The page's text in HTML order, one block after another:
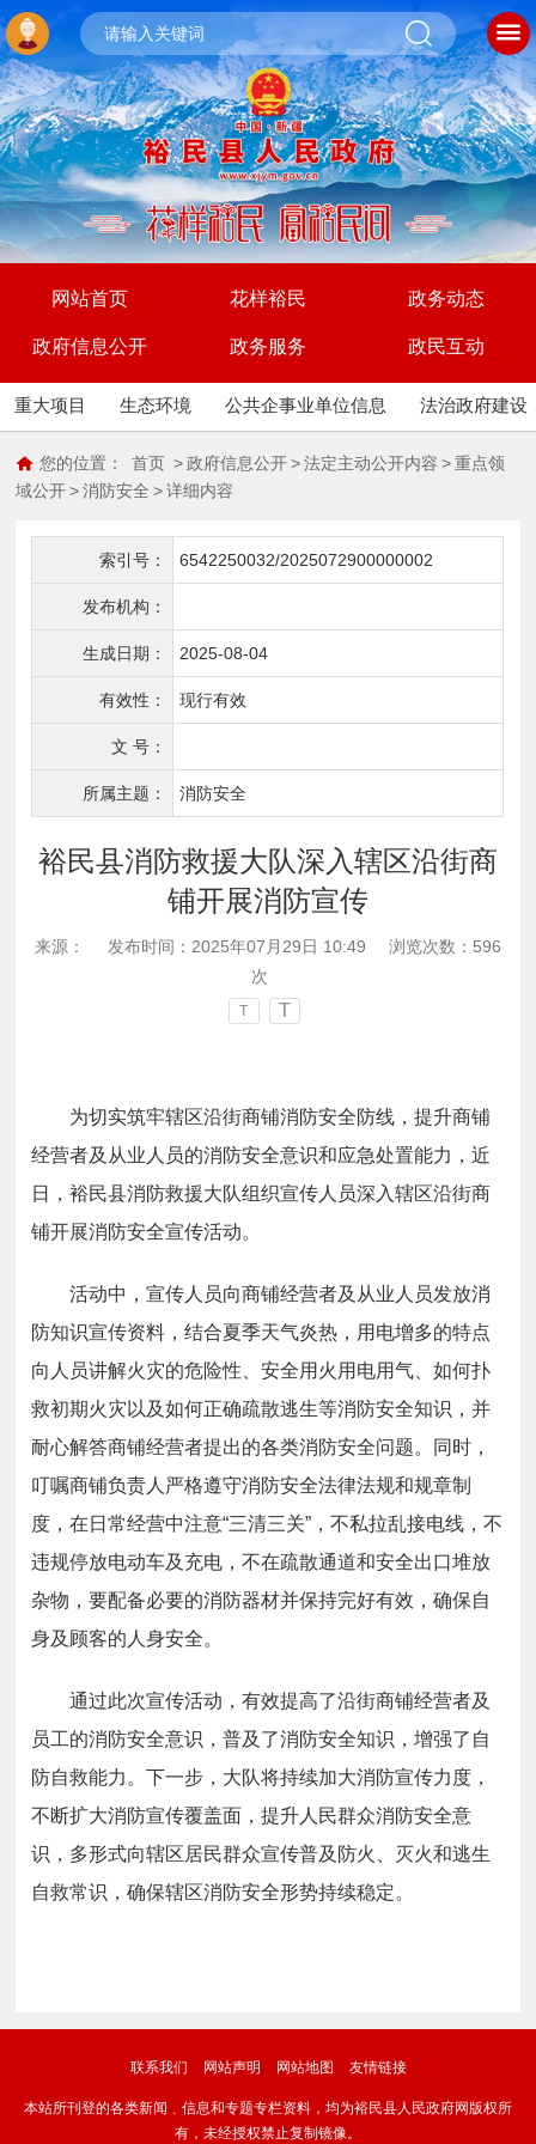
网站首页 花样裕民 政务动态
政府信息公开 政务服务 政民互动
重大项目 生态环境 公共企事业单位信息 法治政府建设
您的位置： 首页 > 政府信息公开 > 法定主动公开内容 > 重点领
域公开 > 消防安全 > 详细内容
索引号： 6542250032/2025072900000002
发布机构：
生成日期： 2025-08-04
有效性： 现行有效
文 号：
所属主题： 消防安全
裕民县消防救援大队深入辖区沿街商
铺开展消防宣传
来源： 发布时间：2025年07月29日 10:49 浏览次数： 596
次
T T
为切实筑牢辖区沿街商铺消防安全防线，提升商铺
经营者及从业人员的消防安全意识和应急处置能力，近
日，裕民县消防救援大队组织宣传人员深入辖区沿街商
铺开展消防安全宣传活动。
活动中，宣传人员向商铺经营者及从业人员发放消
防知识宣传资料，结合夏季天气炎热，用电增多的特点
向人员讲解火灾的危险性、安全用火用电用气、如何扑
救初期火灾以及如何正确疏散逃生等消防安全知识，并
耐心解答商铺经营者提出的各类消防安全问题。同时，
叮嘱商铺负责人严格遵守消防安全法律法规和规章制
度，在日常经营中注意“三清三关”，不私拉乱接电线，不
违规停放电动车及充电，不在疏散通道和安全出口堆放
杂物，要配备必要的消防器材并保持完好有效，确保自
身及顾客的人身安全。
通过此次宣传活动，有效提高了沿街商铺经营者及
员工的消防安全意识，普及了消防安全知识，增强了自
防自救能力。下一步，大队将持续加大消防宣传力度，
不断扩大消防宣传覆盖面，提升人民群众消防安全意
识，多形式向辖区居民群众宣传普及防火、灭火和逃生
自救常识，确保辖区消防安全形势持续稳定。
联系我们 网站声明 网站地图 友情链接
本站所刊登的各类新闻﹑信息和专题专栏资料，均为裕民县人民政府网版权所
有，未经授权禁止复制镜像。